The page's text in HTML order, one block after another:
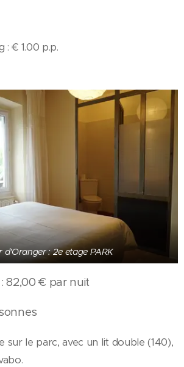
: € 1.00 p.p.
d'Oranger : 2e etage PARK
82,00 € par nuit
sur le parc, avec un lit double (140),